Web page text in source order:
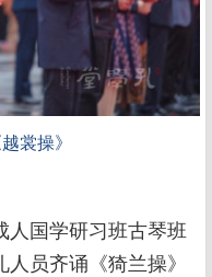
裳操》
人国学研习班古琴班
员齐诵《猗兰操》